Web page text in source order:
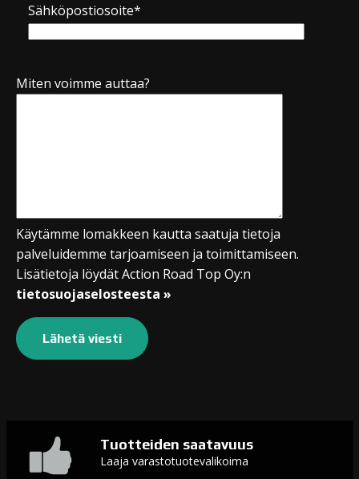
Sähköpostiosoite*
Miten voimme auttaa?
Käytämme lomakkeen kautta saatuja tietoja
palveluidemme tarjoamiseen ja toimittamiseen.
Lisätietoja löydät Action Road Top Oy:n
tietosuojaselosteesta »
Tuotteiden saatavuus
Laaja varastotuotevalikoima